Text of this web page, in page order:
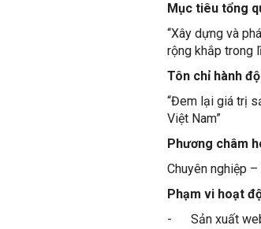
Mục tiêu tổng
“Xây dựng và
rộng khắp trong
Tôn chỉ hành
“Đem lại giá trị
Việt Nam”
Phương châm
Chuyên nghiệp
Phạm vi hoạt
- Sản xuất